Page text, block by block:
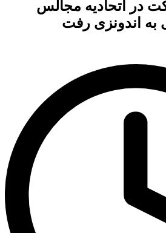
در اتحادیه مجالس
به اندونزی رفت